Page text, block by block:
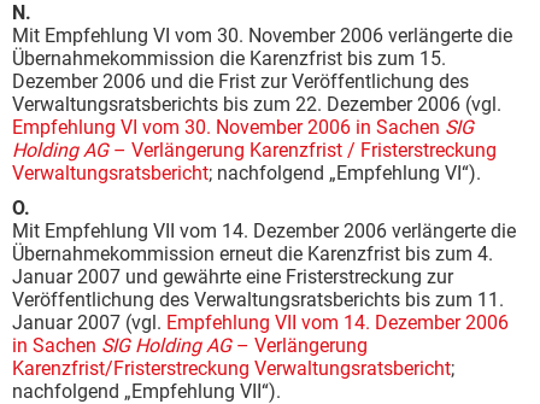
N.
Mit Empfehlung VI vom 30. November 2006 verlängerte die
Übernahmekommission die Karenzfrist bis zum 15.
Dezember 2006 und die Frist zur Veröffentlichung des
Verwaltungsratsberichts bis zum 22. Dezember 2006 (vgl.
Empfehlung VI vom 30. November 2006 in Sachen SIG
Holding AG– Verlängerung Karenzfrist / Fristerstreckung
Verwaltungsratsbericht; nachfolgend „Empfehlung VI“).
O.
Mit Empfehlung VII vom 14. Dezember 2006 verlängerte die
Übernahmekommission erneut die Karenzfrist bis zum 4.
Januar 2007 und gewährte eine Fristerstreckung zur
Veröffentlichung des Verwaltungsratsberichts bis zum 11.
Januar 2007 (vgl. Empfehlung VII vom 14. Dezember 2006
in Sachen SIG Holding AG – Verlängerung
Karenzfrist/Fristerstreckung Verwaltungsratsbericht;
nachfolgend „Empfehlung VII“).